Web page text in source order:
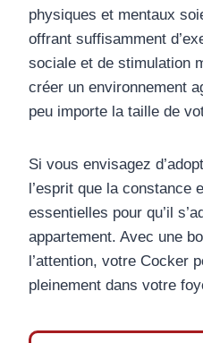
physiques et mentaux
offrant suffisamment
sociale et de stimulation
créer un environnement
peu importe la taille de
Si vous envisagez
l’esprit que la constance
essentielles pour qu’il
appartement. Avec une
l’attention, votre Cocker
pleinement dans votre